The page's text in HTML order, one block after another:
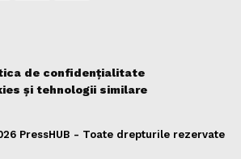
de confidențialitate
și tehnologii similare
PressHUB - Toate drepturile rezervate